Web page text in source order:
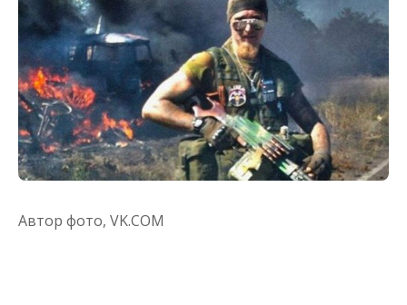
Автор фото, VK.COM